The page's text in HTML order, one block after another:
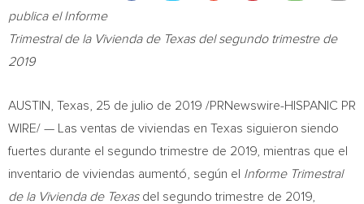
publica el Informe
Trimestral de la Vivienda de Texasdel segundo trimestre de
2019
AUSTIN, Texas , 25 de julio de 2019 /PRNewswire-HISPANIC PR
WIRE/ — Las ventas de viviendas en Texas siguieron siendo
fuertes durante el segundo trimestre de 2019, mientras que el
inventario de viviendas aumentó, según el Informe Trimestral
de la Vivienda de Texasdel segundo trimestre de 2019,